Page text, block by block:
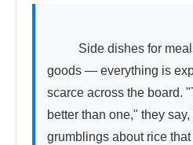
goods — everything is
scarce across the board.
better than one," they
grumblings about rice that